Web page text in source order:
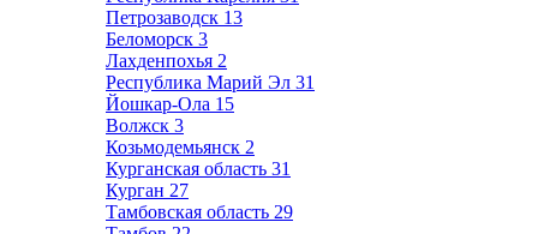
Петрозаводск 13
Беломорск 3
Лахденпохья 2
Республика Марий Эл 31
Йошкар-Ола 15
Волжск 3
Козьмодемьянск 2
Курганская область 31
Курган 27
Тамбовская область 29